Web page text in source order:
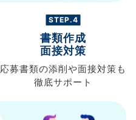
STEP.4
書類作成
面接対策
応募書類の添削や面接対策も
徹底サポート